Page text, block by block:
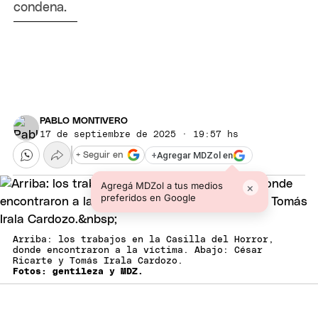
condena.
PABLO MONTIVERO
17 de septiembre de 2025 · 19:57 hs
+Agregar MDZol en
Agregá MDZol a tus medios
preferidos en Google
×
+ Seguir en
Arriba: los trabajos en la Casilla del Horror,
donde encontraron a la víctima. Abajo: César
Ricarte y Tomás Irala Cardozo.
Fotos: gentileza y MDZ.